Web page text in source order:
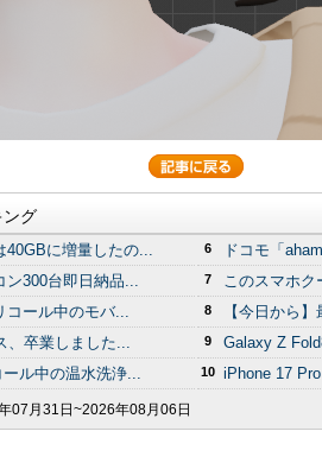
ング
40GBに増量したの...
ン300台即日納品...
コール中のモバ...
、卒業しました...
ル中の温水洗浄...
6 ドコモ「
7 このスマホク
8 【今日から
9 Galaxy Z
10 iPhone 17
07月31日~2026年08月06日